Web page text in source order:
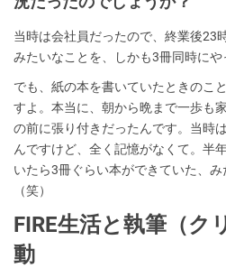
当時は会社員だったので、終業後23
みたいなことを、しかも3冊同時にや
でも、紙の本を書いていたときのこ
すよ。本当に、朝から晩まで一歩も
の前に張り付きだったんです。当時
んですけど、全く記憶がなくて。半
いたら3冊ぐらい本ができていた、み
（笑）
FIRE生活と執筆（ク
動